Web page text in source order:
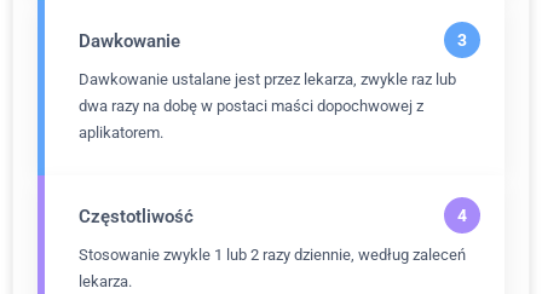
Dawkowanie
Dawkowanie ustalane jest przez lekarza, zwykle raz lub
dwa razy na dobę w postaci maści dopochwowej z
aplikatorem.
Częstotliwość
Stosowanie zwykle 1 lub 2 razy dziennie, według zaleceń
lekarza.